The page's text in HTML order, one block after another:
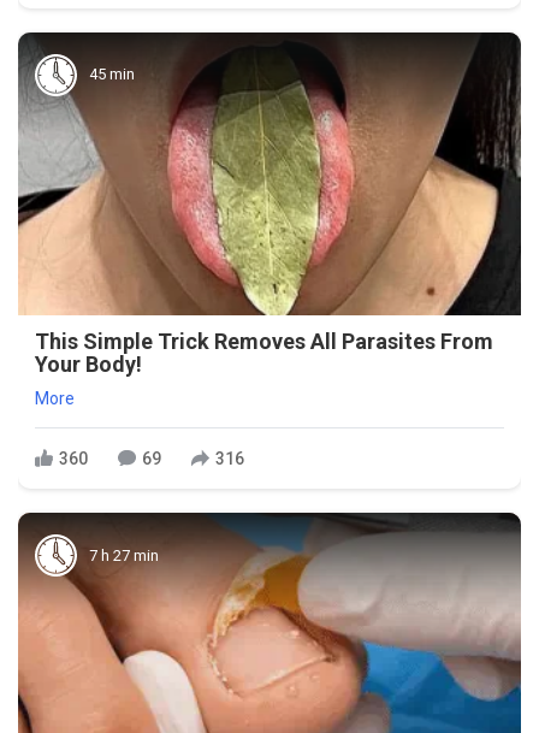
45 min
This Simple Trick Removes All Parasites From
Your Body!
More
360 69 316
7 h 27 min